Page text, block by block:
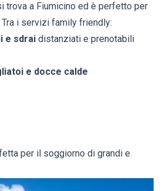
trova a Fiumicino ed è perfetto per
i servizi family friendly:
e sdrai distanziati e prenotabili
e docce calde
per il soggiorno di grandi e